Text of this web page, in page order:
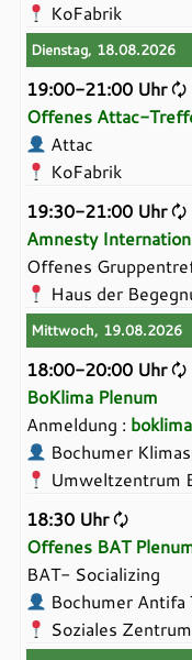
KoFabrik
Dienstag, 18.08.2026
19:00-21:00 Uhr🗘
Offenes Attac-
Attac
KoFabrik
19:30-21:00 Uhr🗘
Amnesty
Offenes
Haus der
Mittwoch, 19.08.2026
18:00-20:00 Uhr🗘
BoKlima Plenum
Anmeldung :
Bochumer
Umweltzentrum
18:30 Uhr🗘
Offenes BAT
BAT- Socializing
Bochumer
Soziales Zentrum